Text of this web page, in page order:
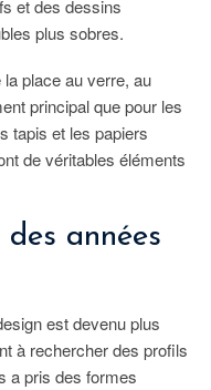
et des dessins
plus sobres.
place au verre, au
principal que pour les
tapis et les papiers
de véritables éléments
années
est devenu plus
à rechercher des profils
a pris des formes